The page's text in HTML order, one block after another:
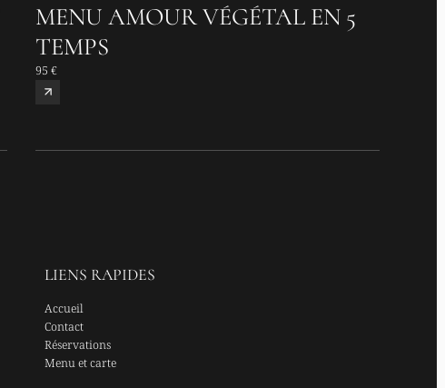
MENU AMOUR VÉGÉTAL EN 5
TEMPS
95 €
LIENS RAPIDES
Accueil
Contact
Réservations
Menu et carte